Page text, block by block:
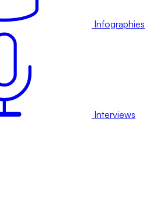
Infographies
Interviews